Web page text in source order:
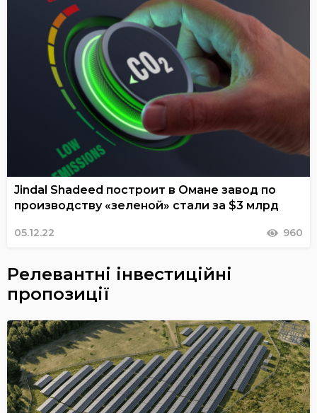
Jindal Shadeed построит в Омане завод по
производству «зеленой» стали за $3 млрд
05.12.22 960
Релевантні інвестиційні
пропозиції